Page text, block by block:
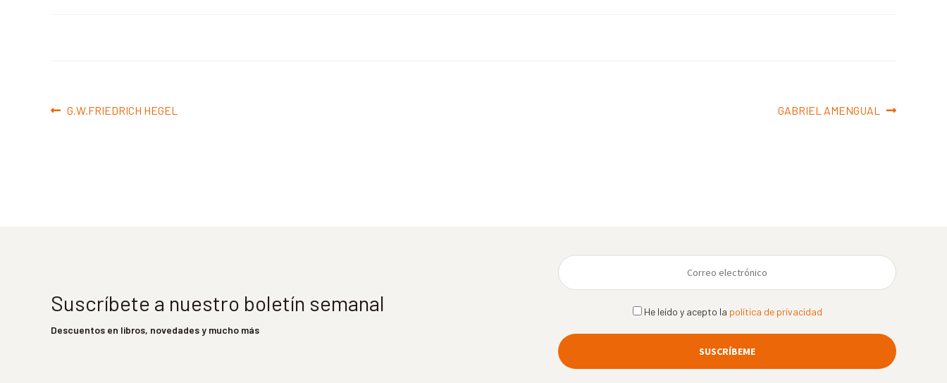
Navegación
Anterior:
G.W.FRIEDRICH HEGEL Siguiente:
GABRIEL AMENGUAL
Suscríbete a nuestro boletín semanal
Descuentos en libros, novedades y mucho más
He leído y acepto la política de privacidad